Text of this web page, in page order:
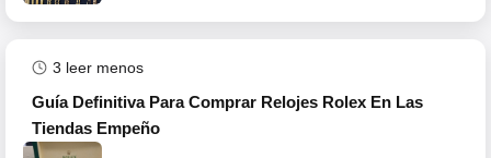
3 leer menos
Guía Definitiva Para Comprar Relojes Rolex En Las
Tiendas Empeño